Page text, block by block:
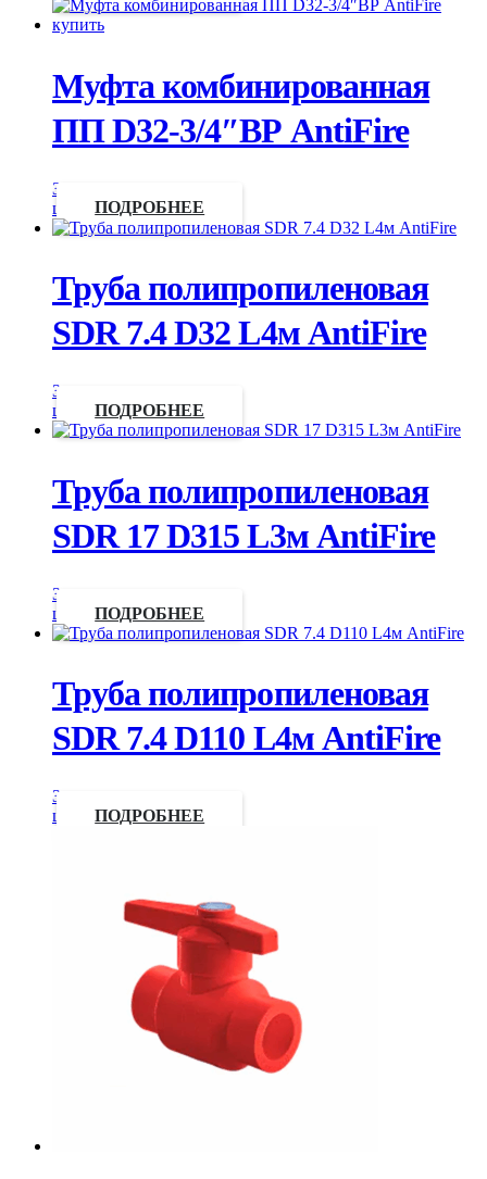
Муфта комбинированная
ПП D32-3/4″ВР AntiFire
Запросить
цену
ПОДРОБНЕЕ
Труба полипропиленовая
SDR 7.4 D32 L4м AntiFire
Запросить
цену
ПОДРОБНЕЕ
Труба полипропиленовая
SDR 17 D315 L3м AntiFire
Запросить
цену
ПОДРОБНЕЕ
Труба полипропиленовая
SDR 7.4 D110 L4м AntiFire
Запросить
цену
ПОДРОБНЕЕ